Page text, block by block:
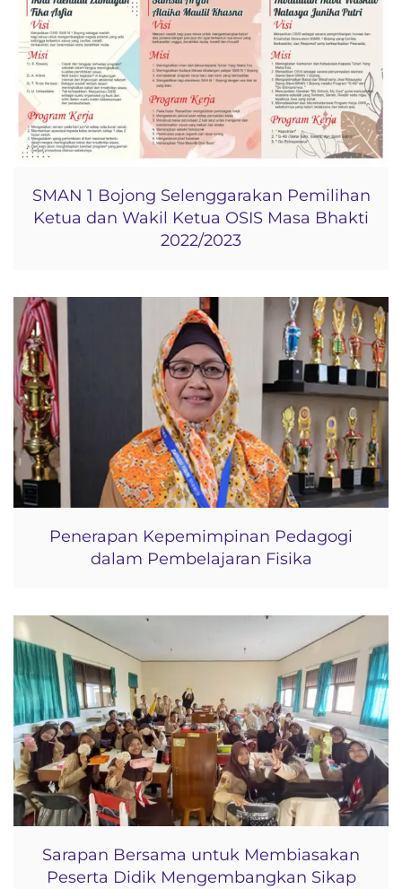
SMAN 1 Bojong Selenggarakan Pemilihan
Ketua dan Wakil Ketua OSIS Masa Bhakti
2022/2023
Penerapan Kepemimpinan Pedagogi
dalam Pembelajaran Fisika
Sarapan Bersama untuk Membiasakan
Peserta Didik Mengembangkan Sikap